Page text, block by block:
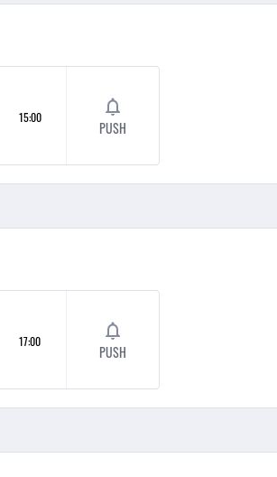
15:00
PUSH
17:00
PUSH